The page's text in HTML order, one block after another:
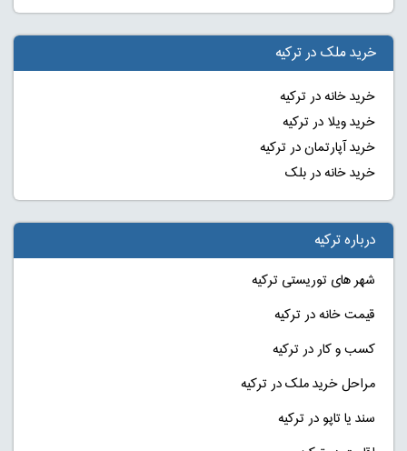
خرید ملک در ترکیه
خرید خانه در ترکیه
خرید ویلا در ترکیه
خرید آپارتمان در ترکیه
خرید خانه در بلک
درباره ترکیه
شهر های توریستی ترکیه
قیمت خانه در ترکیه
کسب و کار در ترکیه
مراحل خرید ملک در ترکیه
سند یا تاپو در ترکیه